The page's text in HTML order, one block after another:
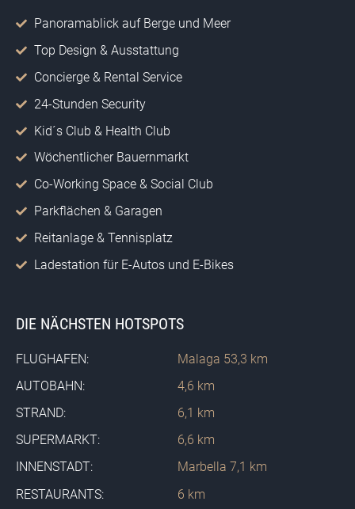
Panoramablick auf Berge und Meer
Top Design & Ausstattung
Concierge & Rental Service
24-Stunden Security
Kid´s Club & Health Club
Wöchentlicher Bauernmarkt
Co-Working Space & Social Club
Parkflächen & Garagen
Reitanlage & Tennisplatz
Ladestation für E-Autos und E-Bikes
DIE NÄCHSTEN HOTSPOTS
FLUGHAFEN:
AUTOBAHN:
STRAND:
SUPERMARKT:
INNENSTADT:
Malaga 53,3 km
4,6 km
6,1 km
6,6 km
Marbella 7,1 km
RESTAURANTS:
6 km